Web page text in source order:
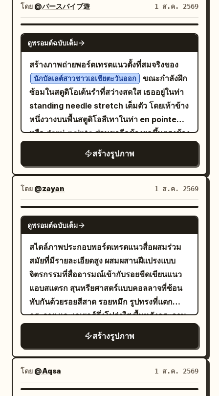
"texture": "เกรนฟิล์ม Kodak Portra 160
แท้ๆ, ความคมชัดระดับไมโครที่สัมผัสได้บน
ผิวหนังและใบไม้", "digital_sharpening":
"ไม่มี ความคมชัดแบบธรรมชาติของ Medium
Format", "chromatic_aberration": "น้อย
มากที่ขอบด้านนอกสุดของเฟรม"},
"negative_specifications": ["นีออน", "ไซ
เบอร์พังค์", "ภาพวาดดิจิทัล", "การเรนเดอร์
3D", "ภาพประกอบ", "ผิวพลาสติกเรียบเนียน",
"ฉากหลังว่างเปล่าแบบมินิมอล", "ฉากหลังสี
ขาวสว่าง", "เสื้อผ้าลำลอง"]}
ปากเล็กน้อย ผิวพรรณดูเป็นธรรมชาติและฉ่ำ
วาวด้วยริมฝีปากสีคอรัลอ่อนๆ และดูสุขภาพดี
ผมของเธอเป็น ผมยาวสีดำเงางาม ยาวลงมาถึง
หน้าอก สยายออกไปด้านหลังตามแรงลม เครื่อง
แต่งกาย/ท่าโพส: ท่อนบนเป็นบิกินีสีขาวงาช้างที่
มีสายบ่าเส้นเล็ก ตกแต่งด้วยระบายและผูกโบว์
ตรงกลาง สวมคู่กับกางเกงบิกินีขาสั้นที่มีระบาย
ละเอียดเข้าชุดกัน และมีเสื้อคลุมลายทางสีขาว
บางๆ พาดไหล่ไว้อย่างหลวมๆ เธอเอนตัวไปด้าน
หลังโดยใช้มือข้างหนึ่งยันพื้นระเบียงไว้ เข่าข้าง
หนึ่งชันสูง ส่วนขาอีกข้างเหยียดตรงโดยให้เท้า
อยู่ใกล้ผิวน้ำ สวมสร้อยข้อเท้าเงินเส้นเล็กที่ข้อ
เท้าทั้งสองข้าง พื้นหลัง/แสง: พื้นที่ส่วนใหญ่ของ
ภาพคือผืนน้ำทะเลใสที่ไล่เฉดจากสีเทอร์ควอยซ์
ไปจนถึงสีน้ำเงินเข้ม สามารถมองเห็นพื้นทราย
ตื้นๆ และระลอกคลื่นละเอียดผ่านผืนน้ำ โดยมี
แสงแดดฤดูร้อนที่ส่องกระทบผิวน้ำจนเกิด
ลูกไม้และผ้าสีเบจมัสตาร์ดวางอยู่บนระเบียง แสง
ธรรมชาติที่สว่างจ้าจากมุมสูงสร้างเงาที่นุ่มนวล
และมีขอบเขตชัดเจน องค์ประกอบภาพ/กล้อง:
แนวตั้ง 3:4 จัดวางตัวแบบไว้ทางด้านขวาล่าง
ของหน้าจอ เพื่อให้เหลือพื้นที่ผืนน้ำกว้างๆ ตั้งแต่
ภาพแบบเต็มตัวตั้งแต่ศีรษะจรดเท้า โดยมีมุม
ของระเบียงไม้ทอดยาวเฉียงจากขวาล่างเข้าสู่
กึ่งกลางภาพ มุมมองภาพแบบมุมสูงเล็กน้อยที่
มองลงมาเฉียงๆ ภาพมีความคมชัดสูง ทั้ง
ลวดลายบนตัวแบบและพื้นผิวน้ำ ในขณะที่ผืนน้ำ
โดย @バースバイブ遊 1 ส.ค. 2569
GPT IMAGE 2
ดูพรอมต์ฉบับเต็ม
สร้างภาพถ่ายพอร์ตเทรตแนวตั้งที่สมจริงของ
นักบัลเลต์สาวชาวเอเชียตะวันออก
ขณะกำลังฝึก
ซ้อมในสตูดิโอเต้นรำที่สว่างสดใส เธออยู่ในท่า
standing needle stretch เต็มตัว โดยเท้าข้าง
หนึ่งวางบนพื้นสตูดิโอสีเทาในท่า en pointe
หรือ demi-pointe ส่วนขาอีกข้างยกขึ้นตรงข้าง
ศีรษะ มือข้างหนึ่งจับรองเท้าบัลเลต์ที่ยกขึ้นเหนือ
ศีรษะ ในขณะที่มืออีกข้างวางแตะบาร์ไม้สำหรับ
ฝึกบัลเลต์ทางด้านขวาเบาๆ เธอสวม
ชุดเลโอตาร์ดสายเดี่ยวสีน้ำเงินกรมท่า
ถุงน่อง
สีชมพูอ่อน และรองเท้าบัลเลต์สีชมพูอ่อน ผม
ของเธอถูกเกล้าเป็นมวยบัลเลต์สีดำอย่าง
เรียบร้อย สีหน้าของเธอสงบนิ่งและมีสมาธิ โดย
ทอดสายตามองไปทางขวาเล็กน้อยแทนที่จะมอง
กล้อง สตูดิโอมีแสงธรรมชาติที่นุ่มนวล ผนังสีเบจ
พื้นสีเทามันวาว มีบาร์ไม้พาดแนวนอนอยู่ด้าน
หลัง และมีโลโก้บนผนังที่เบลอเล็กน้อยเขียนว่า
Madame YUKO Ballet Studio
พร้อมรูปเงา
ของนักบัลเลต์ตัวเล็กๆ ใช้ระยะชัดลึกที่ตื้น
ภาพถ่ายระดับมืออาชีพที่สะอาดตา โทนสีผิวที่
นุ่มนวล ไฮไลท์ที่ละมุน กายวิภาคที่สมจริง
ท่วงท่าที่สง่างาม และบรรยากาศการซ้อมที่เงียบ
สงบ จัดวางตำแหน่งนักเต้นไว้ตรงกลางในองค์
ประกอบภาพแนวตั้ง 9:16 โดยไม่มีบุคคลอื่น
ไม่มีลายน้ำ และไม่มีการจัดแสงแบบละครเวที
สร้างรูปภาพ
โดย @zayan 1 ส.ค. 2569
NANO BANANA PRO
ดูพรอมต์ฉบับเต็ม
สไตล์ภาพประกอบพอร์ตเทรตแนวสื่อผสมร่วม
สมัยที่มีรายละเอียดสูง ผสมผสานฝีแปรงแบบ
จิตรกรรมที่สื่ออารมณ์เข้ากับรอยขีดเขียนแนว
แอบสแตรก สุนทรียศาสตร์แบบคอลลาจที่ซ้อน
ทับกันด้วยรอยสีสาด รอยหมึก รูปทรงที่แตก
กระจาย และเลเยอร์กึ่งโปร่งใส พื้นหลังกระดาษ
วินเทจที่มีพื้นผิวพร้อมรอยเปื้อนจางๆ และขอบที่
ดูเก่า การผสมผสานอย่างมีพลังระหว่างความ
สมจริงของรูปทรงกับความแอบสแตรกที่ดู
วุ่นวาย โทนสีอบอุ่นสดใสพร้อม
สีแดงปะการัง, สีส้มไหม้, สีพีช, สีครีม และสีเขียวอม
ฟ้าหม่น
สร้างรูปภาพ
โดย @Aqsa 1 ส.ค. 2569